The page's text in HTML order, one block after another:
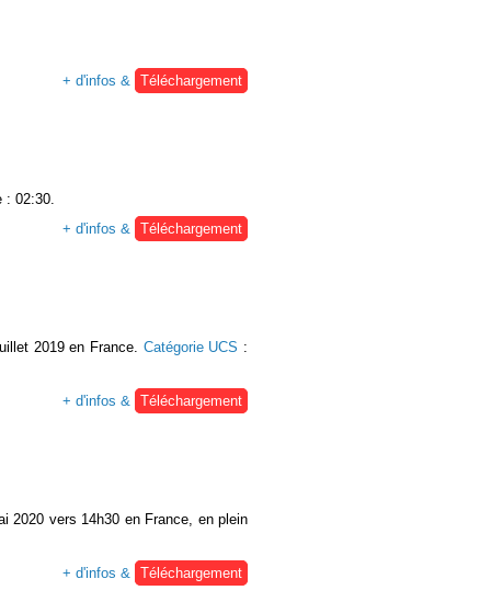
+ d'infos & Téléchargement
: 02:30.
+ d'infos & Téléchargement
2019 en France. Catégorie UCS :
+ d'infos &
Téléchargement
2020 vers 14h30 en France, en plein
+ d'infos &
Téléchargement